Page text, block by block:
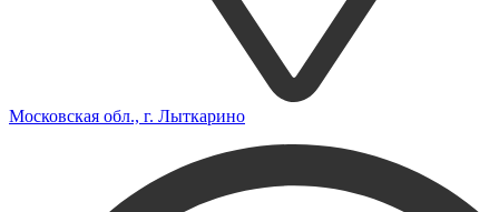
Московская обл., г. Лыткарино